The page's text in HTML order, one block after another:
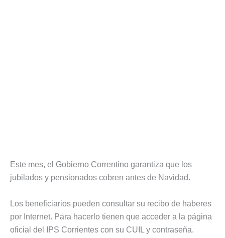
Este mes, el Gobierno Correntino garantiza que los
jubilados y pensionados cobren antes de Navidad.
Los beneficiarios pueden consultar su recibo de haberes
por Internet. Para hacerlo tienen que acceder a la página
oficial del IPS Corrientes con su CUIL y contraseña.